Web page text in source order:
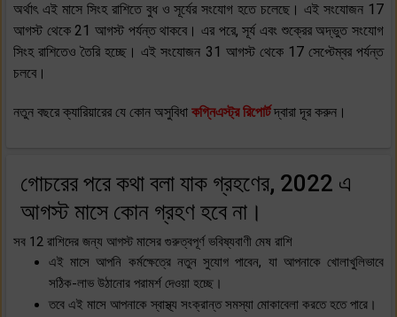
অর্থাৎ এই মাসে সিংহ রাশিতে বুধ ও সূর্যের সংযোগ হতে চলেছে। এই সংযোজন 17
আগস্ট থেকে 21 আগস্ট পর্যন্ত থাকবে। এর পরে, সূর্য এবং শুক্রের অদ্ভুত সংযোগ
সিংহ রাশিতেও তৈরি হচ্ছে। এই সংযোজন 31 আগস্ট থেকে 17 সেপ্টেম্বর পর্যন্ত
চলবে।
নতুন বছরে ক্যারিয়ারের যে কোন অসুবিধা কগ্নিএস্ট্র রিপোর্টদ্বারা দূর করুন।
গোচরের পরে কথা বলা যাক গ্রহণের, 2022 এ
আগস্ট মাসে কোন গ্রহণ হবে না।
সব 12 রাশিদের জন্য আগস্ট মাসের গুরুত্বপূর্ণ ভবিষ্যবাণী মেষ রাশি
এই মাসে আপনি কর্মক্ষেত্রে নতুন সুযোগ পাবেন, যা আপনাকে খোলাখুলিভাবে
সঠিক-লাভ উঠানোর পরামর্শ দেওয়া হচ্ছে।
তবে এই মাসে আপনাকে স্বাস্থ্য সংক্রান্ত সমস্যা মোকাবেলা করতে হতে পারে।